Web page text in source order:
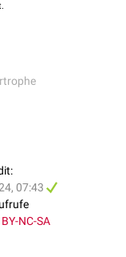
07:43
BY-NC-SA